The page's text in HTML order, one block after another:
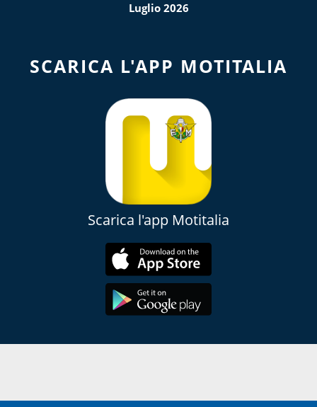
Luglio 2026
SCARICA L'APP MOTITALIA
Scarica l'app Motitalia